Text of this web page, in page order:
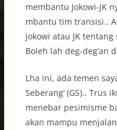
membantu Jokowi-JK
mbantu tim transisi..
jokowi atau JK
Boleh lah deg-deg’an
Lha ini, ada temen
Seberang’ (GS).. Trus
menebar pesimisme
akan mampu